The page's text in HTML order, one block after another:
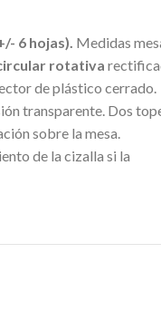
6 hojas). Medidas
rotativa
de plástico cerrado.
transparente. Dos
sobre la mesa.
de la cizalla si la